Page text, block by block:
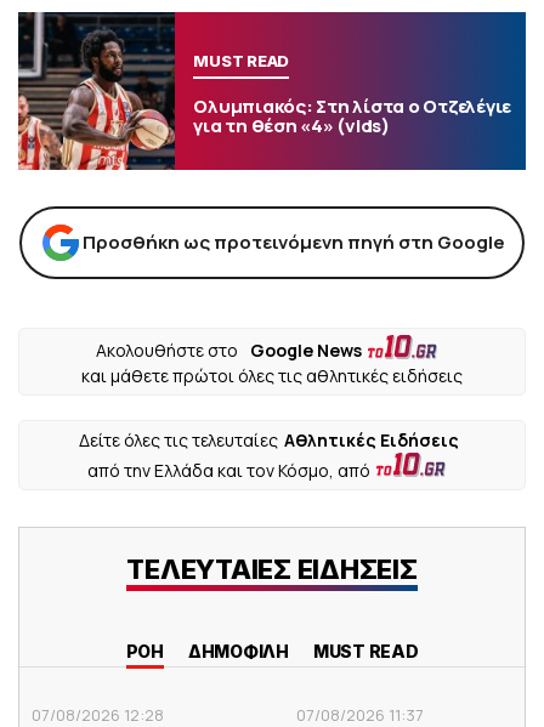
MUST READ
Ολυμπιακός: Στη λίστα ο Οτζελέγιε
για τη θέση «4» (vids)
Προσθήκη ως προτεινόμενη πηγή στη Google
Ακολουθήστε στο
Google News
και μάθετε πρώτοι όλες τις αθλητικές ειδήσεις
Δείτε όλες τις τελευταίες Αθλητικές Ειδήσεις
από την Ελλάδα και τον Κόσμο, από
ΤΕΛΕΥΤΑΙΕΣ ΕΙΔΗΣΕΙΣ
ΡΟΗ ΔΗΜΟΦΙΛΗ MUST READ
07/08/2026 12:28 07/08/2026 11:37